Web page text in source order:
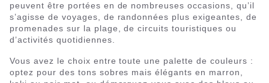
peuvent être portées en de nombreuses occasions, qu’il
s’agisse de voyages, de randonnées plus exigeantes, de
promenades sur la plage, de circuits touristiques ou
d’activités quotidiennes.
Vous avez le choix entre toute une palette de couleurs :
optez pour des tons sobres mais élégants en marron,